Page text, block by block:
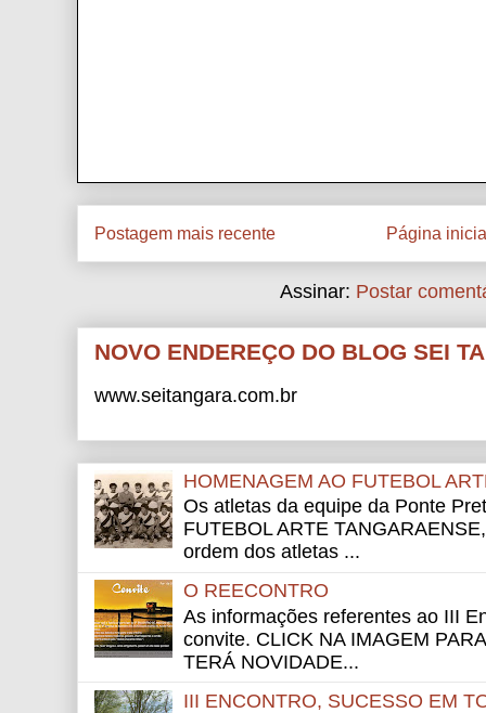
Postagem mais recente Página
Assinar: Postar
NOVO ENDEREÇO DO BLOG SEI
www.seitangara.com.br
HOMENAGEM AO FUTEBOL
Os atletas da equipe da Ponte
FUTEBOL ARTE
ordem dos atletas ...
O REECONTRO
As informações referentes ao III
convite. CLICK NA IMAGEM
TERÁ NOVIDADE...
III ENCONTRO, SUCESSO EM